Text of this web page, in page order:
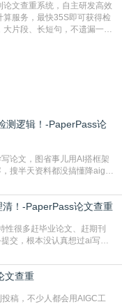
片段，该项技术检测速度快、
，市场反映良好。
论文查重系统，自主研发高效
算服务，最快35S即可获得检
大片段、长短句，不遗漏一处
测逻辑！-PaperPass论
论文，图省事儿用AI搭框架
搜半天资料都没搞懂降aigc
测是啥，对相关要求摸不
普及诞生的新需求，核心是为
！-PaperPass论文查重
性很多赶毕业论文、赶期刊
交，根本没认真想过ai写论
本数据，生成内容本质是基
生成过程中，很容易复用已
文查重
稿，不少人都会用AIGC工